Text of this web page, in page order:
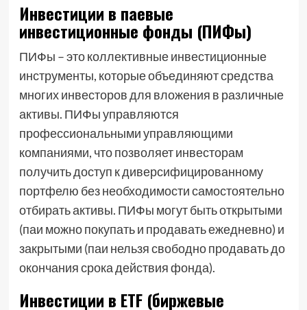
Инвестиции в паевые
инвестиционные фонды (ПИФы)
ПИФы – это коллективные инвестиционные
инструменты, которые объединяют средства
многих инвесторов для вложения в различные
активы. ПИФы управляются
профессиональными управляющими
компаниями, что позволяет инвесторам
получить доступ к диверсифицированному
портфелю без необходимости самостоятельно
отбирать активы. ПИФы могут быть открытыми
(паи можно покупать и продавать ежедневно) и
закрытыми (паи нельзя свободно продавать до
окончания срока действия фонда).
Инвестиции в ETF (биржевые